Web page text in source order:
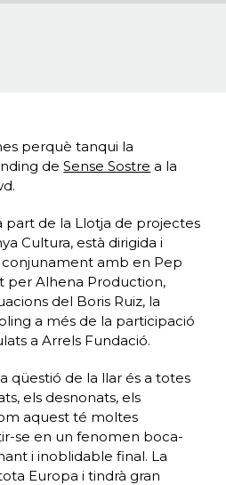
perquè tanqui la
deSense Sostre a la
part de la Llotja de projectes
Cultura, està dirigida i
amb en Pep
per Alhena Production,
del Boris Ruiz, la
a més de la participació
a Arrels Fundació.
qüestió de la llar és a totes
els desnonats, els
aquest té moltes
se en un fenomen boca-
i inoblidable final. La
Europa i tindrà gran